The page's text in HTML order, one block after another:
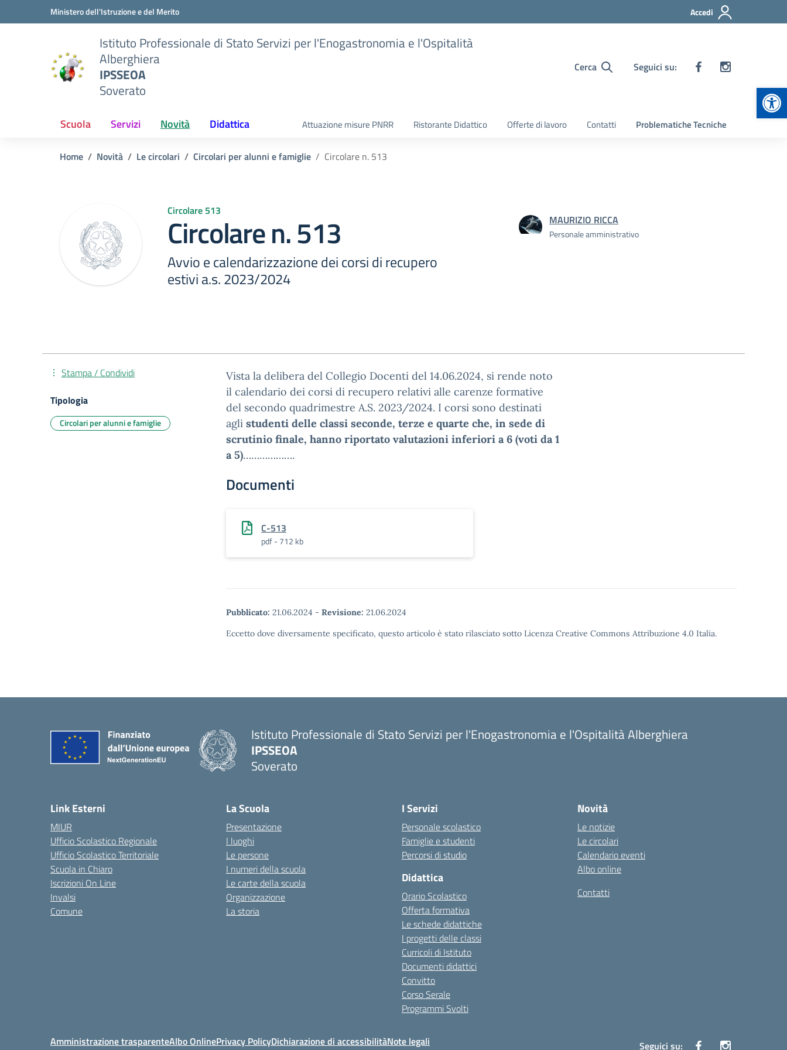
Vai ai contenuti
Vai al menu di navigazioneMinistero dell'Istruzione e del Merito Accedi
Istituto Professionale di Stato Servizi per l'Enogastronomia e l'Ospitalità
Alberghiera
IPSSEOA
Soverato
Cerca Seguici su:
Scuola Servizi Novità Didattica Attuazione misure PNRR Ristorante Didattico Offerte di lavoro Contatti Problematiche Tecniche
Home Novità Le circolari Circolari per alunni e famiglie Circolare n. 513
Circolare 513
Circolare n. 513
Avvio e calendarizzazione dei corsi di recupero
estivi a.s. 2023/2024
MAURIZIO RICCA
Personale amministrativo
Vista la delibera del Collegio Docenti del 14.06.2024, si rende noto
il calendario dei corsi di recupero relativi alle carenze formative
del secondo quadrimestre A.S. 2023/2024. I corsi sono destinati
agli studenti delle classi seconde, terze e quarte che, in sede di
scrutinio finale, hanno riportato valutazioni inferiori a 6 (voti da 1
a 5)……………….
Documenti
C-513
pdf - 712 kb
Pubblicato: 21.06.2024 - Revisione: 21.06.2024
Eccetto dove diversamente specificato, questo articolo è stato rilasciato sotto Licenza Creative Commons Attribuzione 4.0 Italia.
Stampa / Condividi
Tipologia
Circolari per alunni e famiglie
Istituto Professionale di Stato Servizi per l'Enogastronomia e l'Ospitalità Alberghiera
IPSSEOA
Soverato
Link Esterni
MIUR
Ufficio Scolastico Regionale
Ufficio Scolastico Territoriale
Scuola in Chiaro
Iscrizioni On Line
Invalsi
Comune
La Scuola
Presentazione
I luoghi
Le persone
I numeri della scuola
Le carte della scuola
Organizzazione
La storia
I Servizi
Personale scolastico
Famiglie e studenti
Percorsi di studio
Didattica
Orario Scolastico
Offerta formativa
Le schede didattiche
I progetti delle classi
Curricoli di Istituto
Documenti didattici
Convitto
Corso Serale
Programmi Svolti
Novità
Le notizie
Le circolari
Calendario eventi
Albo online
Contatti
Amministrazione trasparenteAlbo OnlinePrivacy PolicyDichiarazione di accessibilitàNote legali Seguici su: